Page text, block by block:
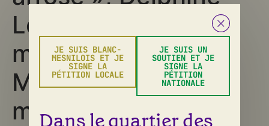
Loussert, Journal
municipal du Blanc-
Mesnil du 7 au 21
mars 2013
JE SUIS BLANC-
MESNILOIS ET JE
SIGNE LA
PÉTITION LOCALE
JE SUIS UN
SOUTIEN ET JE
SIGNE LA
PÉTITION
NATIONALE
Dans le quartier des